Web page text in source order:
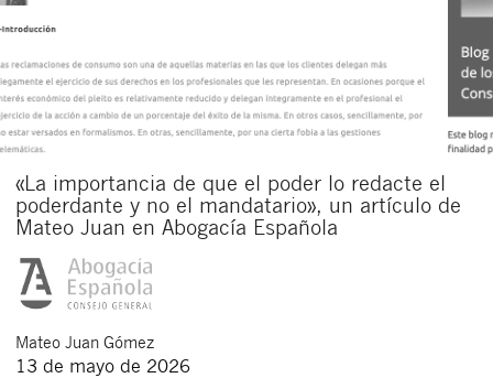
«La importancia de que el poder lo redacte el
poderdante y no el mandatario», un artículo de
Mateo Juan en Abogacía Española
Mateo Juan Gómez
13 de mayo de 2026